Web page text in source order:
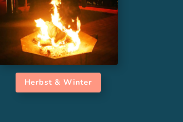
Herbst & Winter